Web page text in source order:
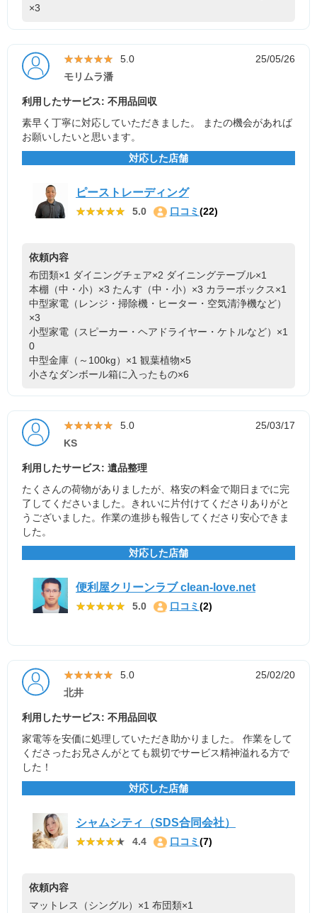
×3
★★★★★
★★★★★ 5.0
25/05/26
モリムラ潘
利用したサービス: 不用品回収
素早く丁寧に対応していただきました。 またの機会があれば
お願いしたいと思います。
対応した店舗
ピーストレーディング
★★★★★
★★★★★ 5.0 口コミ (22)
依頼内容
布団類×1 ダイニングチェア×2 ダイニングテーブル×1
本棚（中・小）×3 たんす（中・小）×3 カラーボックス×1
中型家電（レンジ・掃除機・ヒーター・空気清浄機など）
×3
小型家電（スピーカー・ヘアドライヤー・ケトルなど）×1
0
中型金庫（～100kg）×1 観葉植物×5
小さなダンボール箱に入ったもの×6
★★★★★
★★★★★ 5.0
25/03/17
KS
利用したサービス: 遺品整理
たくさんの荷物がありましたが、格安の料金で期日までに完
了してくださいました。きれいに片付けてくださりありがと
うございました。作業の進捗も報告してくださり安心できま
した。
対応した店舗
便利屋クリーンラブ clean-love.net
★★★★★
★★★★★ 5.0 口コミ (2)
★★★★★
★★★★★ 5.0
25/02/20
北井
利用したサービス: 不用品回収
家電等を安価に処理していただき助かりました。 作業をして
くださったお兄さんがとても親切でサービス精神溢れる方で
した！
対応した店舗
シャムシティ（SDS合同会社）
★★★★★
★★★★★ 4.4 口コミ (7)
依頼内容
マットレス（シングル）×1 布団類×1